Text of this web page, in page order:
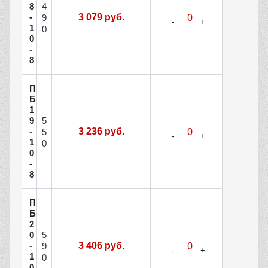
8
-
1
0
-
8
4
9
0
3 079 руб.
П
Б
1
9
-
1
0
-
8
5
5
0
3 236 руб.
П
Б
2
0
-
1
5
9
0
3 406 руб.